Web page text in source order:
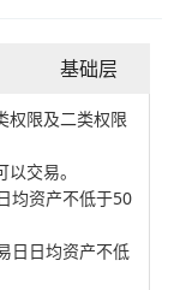
基础层
权限及二类权限
交易。
均资产不低于50
日日均资产不低